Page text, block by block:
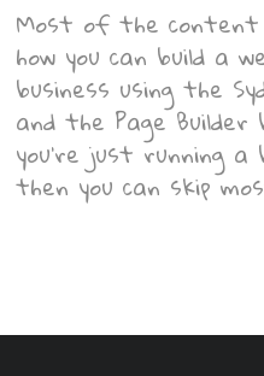
Most of the content
how you can build a
business using the
and the Page
you’re just running a
then you can skip